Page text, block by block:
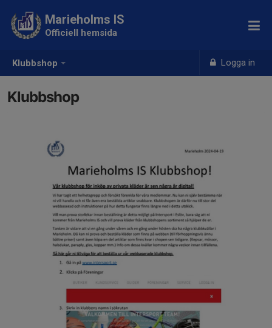
Klubbshop Logga in
Marieholms IS
Officiell hemsida
Klubbshop